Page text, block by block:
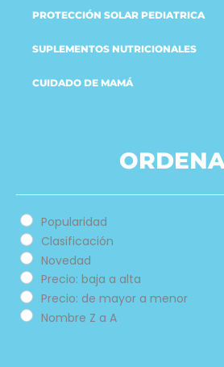
PROTECCIÓN SOLAR PEDIATRICA
SUPLEMENTOS NUTRICIONALES
CUIDADO DE MAMÁ
Popularidad
Clasificación
Novedad
Precio: baja a alta
Precio: de mayor a menor
Nombre Z a A